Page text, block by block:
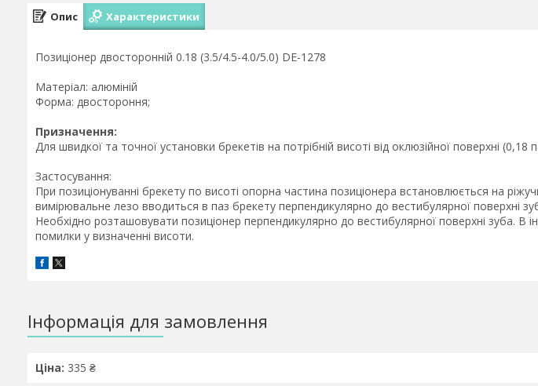
Опис Характеристики
Позиціонер двосторонній 0.18 (3.5/4.5-4.0/5.0) DE-1278
Матеріал: алюміній
Форма: двостороння;
Призначення:
Для швидкої та точної установки брекетів на потрібній висоті від оклюзійної поверхні (0,18
Застосування:
При позиціонуванні брекету по висоті опорна частина позиціонера встановлюється на
вимірювальне лезо вводиться в паз брекету перпендикулярно до вестибулярної поверхні
Необхідно розташовувати позиціонер перпендикулярно до вестибулярної поверхні зуба. В
помилки у визначенні висоти.
Інформація для замовлення
Ціна: 335 ₴